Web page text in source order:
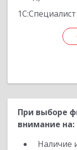
1С:Специалист
При выборе
внимание на:
Наличие